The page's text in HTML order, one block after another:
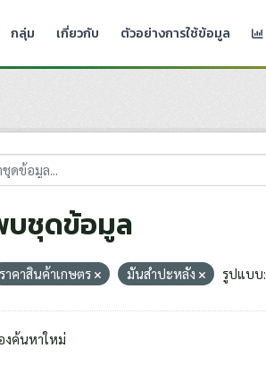
กลุ่ม เกี่ยวกับ ตัวอย่างการใช้ข้อมูล
บชุดข้อมูล
ราคาสินค้าเกษตร มันสำปะหลัง รูปแบบ:
งค้นหาใหม่